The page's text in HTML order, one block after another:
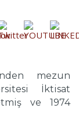
mezun
İktisat
ve 1974